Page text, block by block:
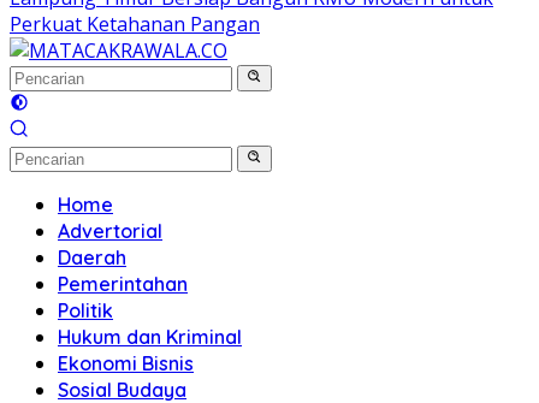
Perkuat Ketahanan Pangan
Home
Advertorial
Daerah
Pemerintahan
Politik
Hukum dan Kriminal
Ekonomi Bisnis
Sosial Budaya